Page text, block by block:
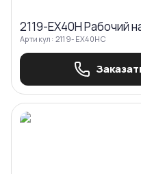
2119-EX40H Рабочий
Артикул: 2119-EX40HC